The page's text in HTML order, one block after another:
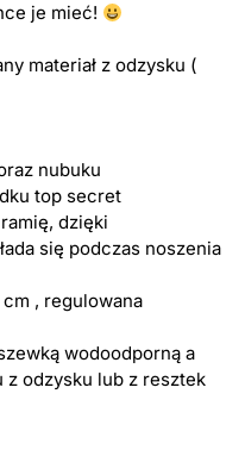
je mieć!
materiał z odzysku (
nubuku
top secret
dzięki
się podczas noszenia
, regulowana
wodoodporną a
z odzysku lub z resztek